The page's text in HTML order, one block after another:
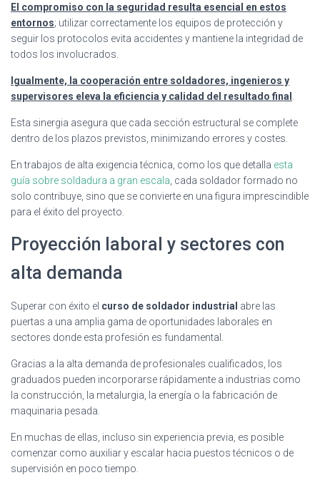
El compromiso con la seguridad resulta esencial en estos
entornos; utilizar correctamente los equipos de protección y
seguir los protocolos evita accidentes y mantiene la integridad de
todos los involucrados.
Igualmente, la cooperación entre soldadores, ingenieros y
supervisores eleva la eficiencia y calidad del resultado final
Esta sinergia asegura que cada sección estructural se complete
dentro de los plazos previstos, minimizando errores y costes.
En trabajos de alta exigencia técnica, como los que detalla esta
guía sobre soldadura a gran escala , cada soldador formado no
solo contribuye, sino que se convierte en una figura imprescindible
para el éxito del proyecto.
Proyección laboral y sectores con
alta demanda
Superar con éxito el curso de soldador industrial abre las
puertas a una amplia gama de oportunidades laborales en
sectores donde esta profesión es fundamental.
Gracias a la alta demanda de profesionales cualificados, los
graduados pueden incorporarse rápidamente a industrias como
la construcción, la metalurgia, la energía o la fabricación de
maquinaria pesada.
En muchas de ellas, incluso sin experiencia previa, es posible
comenzar como auxiliar y escalar hacia puestos técnicos o de
supervisión en poco tiempo.